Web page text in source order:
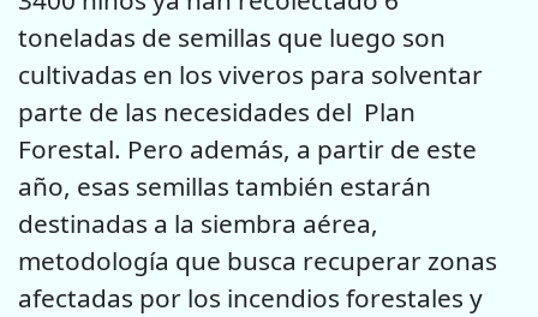
toneladas de semillas que luego son
cultivadas en los viveros para solventar
parte de las necesidades del Plan
Forestal. Pero además, a partir de este
año, esas semillas también estarán
destinadas a la siembra aérea,
metodología que busca recuperar zonas
afectadas por los incendios forestales y